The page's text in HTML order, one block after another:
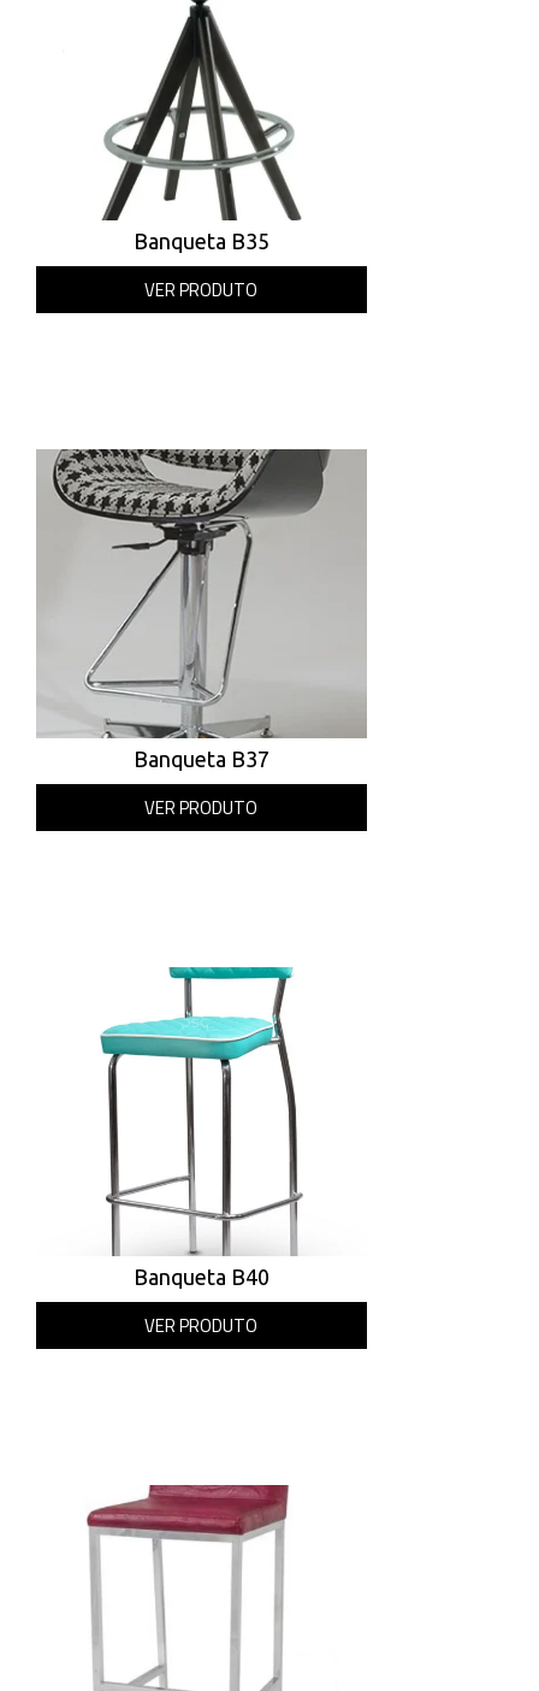
Banqueta B35
VER PRODUTO
Banqueta B37
VER PRODUTO
Banqueta B40
VER PRODUTO